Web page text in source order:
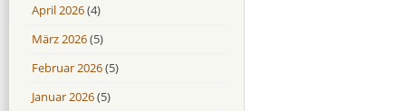
April 2026(4)
März 2026(5)
Februar 2026(5)
Januar 2026(5)